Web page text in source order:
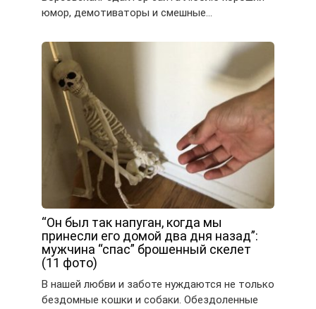
юмор, демотиваторы и смешные…
“Он был так напуган, когда мы
принесли его домой два дня назад”:
мужчина “спас” брошенный скелет
(11 фото)
В нашей любви и заботе нуждаются не только
бездомные кошки и собаки. Обездоленные